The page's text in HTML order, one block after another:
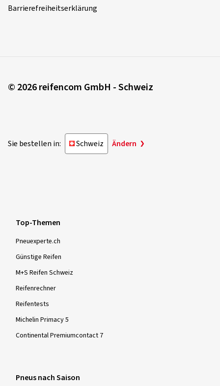
Barrierefreiheitserklärung
© 2026 reifencom GmbH - Schweiz
Sie bestellen in: Schweiz Ändern
Top-Themen
Pneuexperte.ch
Günstige Reifen
M+S Reifen Schweiz
Reifenrechner
Reifentests
Michelin Primacy 5
Continental Premiumcontact 7
Pneus nach Saison